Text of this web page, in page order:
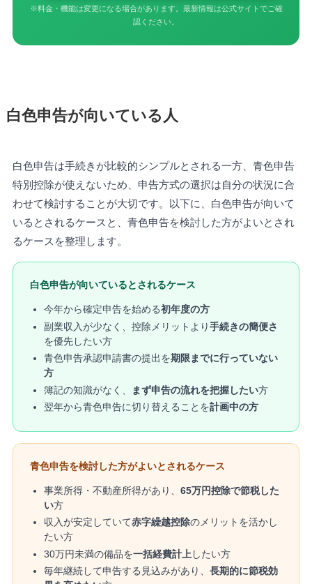
※料金・機能は変更になる場合があります。最新情報は公式サイトでご確
認ください。
白色申告が向いている人
白色申告は手続きが比較的シンプルとされる一方、青色申告
特別控除が使えないため、申告方式の選択は自分の状況に合
わせて検討することが大切です。以下に、白色申告が向いて
いるとされるケースと、青色申告を検討した方がよいとされ
るケースを整理します。
白色申告が向いているとされるケース
今年から確定申告を始める初年度の方
副業収入が少なく、控除メリットより手続きの簡便さ
を優先したい方
青色申告承認申請書の提出を期限までに行っていない
方
簿記の知識がなく、
まず申告の流れを把握したい方
翌年から青色申告に切り替えることを計画中の方
青色申告を検討した方がよいとされるケース
事業所得・不動産所得があり、 65万円控除で節税した
い方
収入が安定していて赤字繰越控除のメリットを活かし
たい方
30万円未満の備品を一括経費計上 したい方
毎年継続して申告する見込みがあり、 長期的に節税効